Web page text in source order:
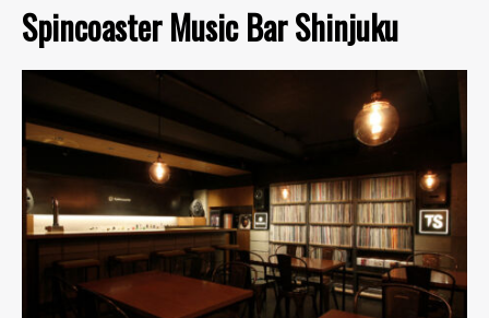
Spincoaster Music Bar Shinjuku